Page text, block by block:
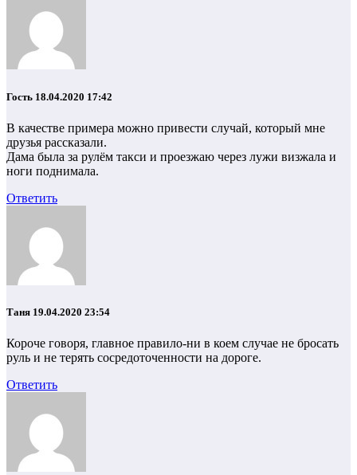
Гость 18.04.2020 17:42
В качестве примера можно привести случай, который мне
друзья рассказали.
Дама была за рулём такси и проезжаю через лужи визжала и
ноги поднимала.
Ответить
Таня 19.04.2020 23:54
Короче говоря, главное правило-ни в коем случае не бросать
руль и не терять сосредоточенности на дороге.
Ответить